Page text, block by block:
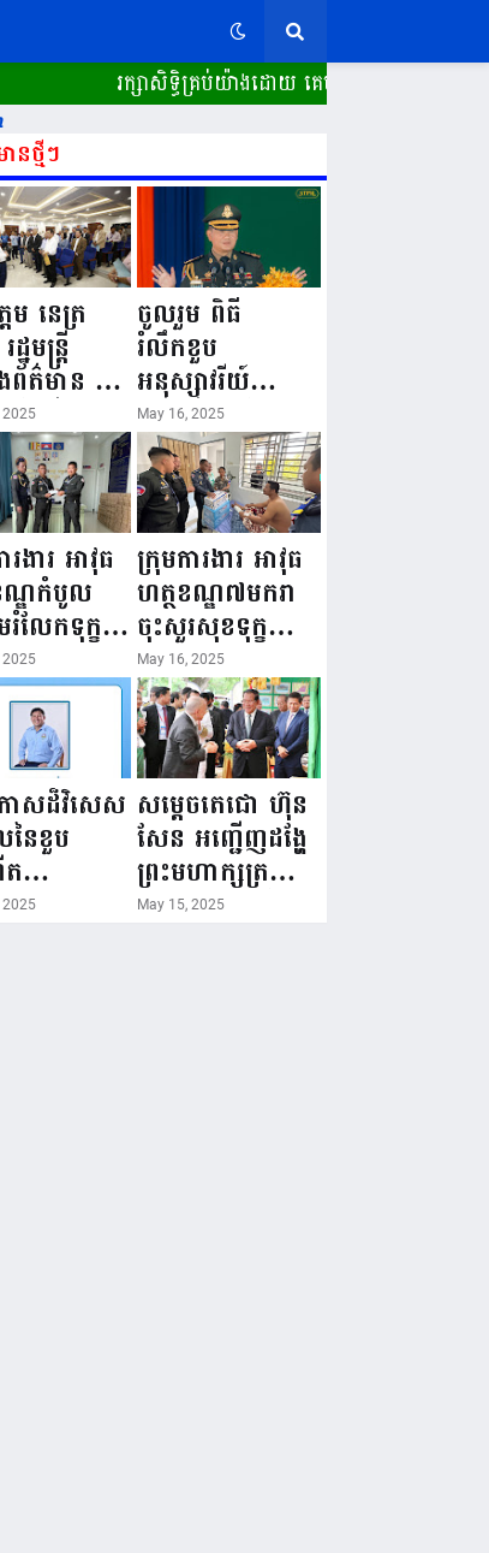
រក្សាសិទ្ធិគ្រប់យ៉ាងដោយ គេហទំព័រ ស្ពានដែក​
នថ្មីៗ
ម នេត្រ
ដ្ឋមន្ត្រី
ត៌មាន នៅ
ងៃទី១៦ ខែ
២៥នេះ
ជើញចុះធ្វើ
នាក់ដឹកនាំ
ាជការស៉ីវិល
ងព័ត៌មាន...
2025
ចូលរួម ពិធី
រំលឹកខួប
អនុស្សាវរីយ៍
លើកទី៨០ ថ្ងៃ
កំណើតនគរបាល
ជាតិកម្ពុជា “១៦
ឧសភា ១៩៤៥ ~
១៦ ឧសភា
២០២៥”...
May 16, 2025
ងារ អាវុធ
ណ្ឌកំបូល
លែកទុក្ខ
ារ
ក ដែល
មេករបស់
ទួលមរណៈ
2025
ក្រុមការងារ អាវុធ
ហត្ថខណ្ឌ៧មករា
ចុះសួរសុខទុក្ខ
សមាជិក ដែលជួប
គ្រោះថ្នាក់
ចរាចរណ៍ កំពុង
សម្រាកព្យាបាល
នៅមន្ទីរពេទ្យ!
May 16, 2025
ាសដ៏វិសេស
ៃខួប
ប៤៤
2025
សម្តេចតេជោ ហ៊ុន
សែន អញ្ជើញដង្ហែ
ព្រះមហាក្សត្រ
យាងទតការតាំង
May 15, 2025